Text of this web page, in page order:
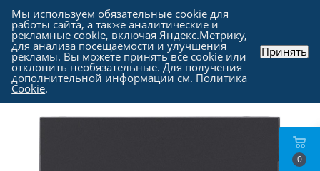
Каталог - Комплектующие для компьютера
SSD накопители SATA | mSATA | PCI-E
0
Мы используем обязательные cookie для
работы сайта, а также аналитические и
рекламные cookie, включая Яндекс.Метрику,
для анализа посещаемости и улучшения
рекламы. Вы можете принять все cookie или
отклонить необязательные. Для получения
дополнительной информации см. Политика
Cookie.
Принять